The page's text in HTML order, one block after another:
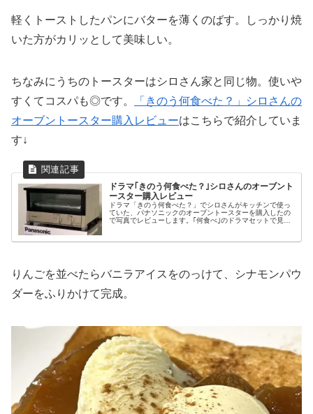
軽くトーストしたパンにバターを薄くのばす。しっかり焼
いた方がカリッとして美味しい。
ちなみにうちのトースターはシロさん家と同じ物。使いや
すくてコスパも◎です。
「きのう何食べた？」シロさんの
オーブントースター購入レビューはこちらで紹介していま
す↓
ドラマ｢きのう何食べた？｣シロさんのオーブント
ースター購入レビュー
ドラマ「きのう何食べた？」でシロさんがキッチンで使っ
ていた、パナソニックのオーブントースターを購入したの
で写真でレビューします。｢何食べ｣のドラマセットで見か
りんごを並べたらバニラアイスをのっけて、シナモンパウ
ダーをふりかけて完成。